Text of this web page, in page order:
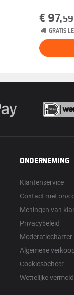
€ 97,59
GRATIS
ONDERNEMING
Klantenservice
Contact met ons
Meningen van
Privacybeleid
Moderatiecharter
Algemene
Cookiesbeheer
Wettelijke